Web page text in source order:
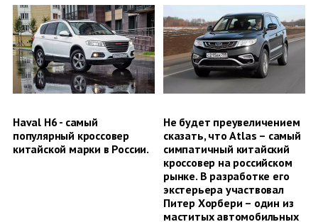
Haval H6 - самый
популярный кроссовер
китайской марки в России.
Не будет преувеличением
сказать, что Atlas – самый
симпатичный китайский
кроссовер на российском
рынке. В разработке его
экстерьера участвовал
Питер Хорбери – один из
маститых автомобильных